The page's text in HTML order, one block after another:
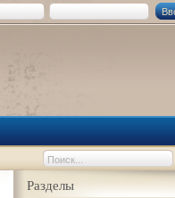
Разделы